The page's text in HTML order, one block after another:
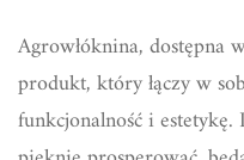
Agrowłóknina, dostępna
produkt, który łączy w
funkcjonalność i